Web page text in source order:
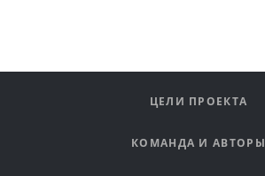
ЦЕЛИ ПРОЕКТА
КОМАНДА И АВТОРЫ